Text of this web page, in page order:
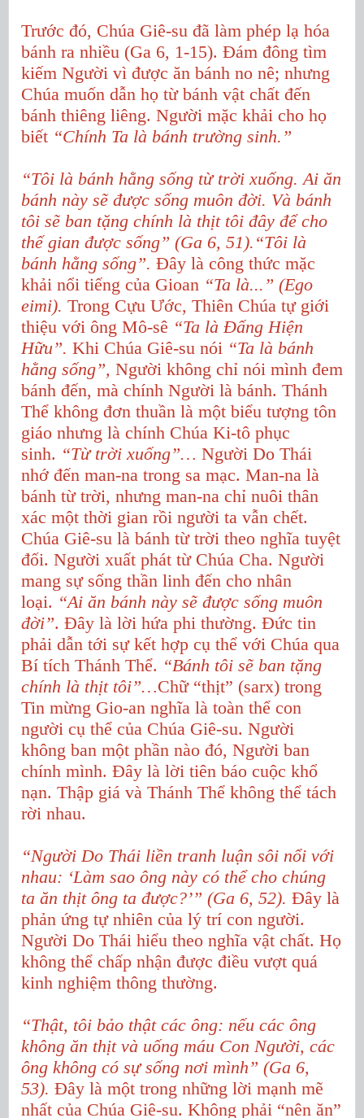
Trước đó, Chúa Giê-su đã làm phép lạ hóa
bánh ra nhiều (Ga 6, 1-15). Đám đông tìm
kiếm Người vì được ăn bánh no nê; nhưng
Chúa muốn dẫn họ từ bánh vật chất đến
bánh thiêng liêng. Người mặc khải cho họ
biết “Chính Ta là bánh trường sinh.”
“Tôi là bánh hằng sống từ trời xuống. Ai ăn
bánh này sẽ được sống muôn đời. Và bánh
tôi sẽ ban tặng chính là thịt tôi đây để cho
thế gian được sống” (Ga 6, 51).“Tôi là
bánh hằng sống”. Đây là công thức mặc
khải nổi tiếng của Gioan “Ta là...” (Ego
eimi). Trong Cựu Ước, Thiên Chúa tự giới
thiệu với ông Mô-sê “Ta là Đấng Hiện
Hữu”. Khi Chúa Giê-su nói “Ta là bánh
hằng sống”, Người không chỉ nói mình đem
bánh đến, mà chính Người là bánh. Thánh
Thể không đơn thuần là một biểu tượng tôn
giáo nhưng là chính Chúa Ki-tô phục
sinh. “Từ trời xuống”… Người Do Thái
nhớ đến man-na trong sa mạc. Man-na là
bánh từ trời, nhưng man-na chỉ nuôi thân
xác một thời gian rồi người ta vẫn chết.
Chúa Giê-su là bánh từ trời theo nghĩa tuyệt
đối. Người xuất phát từ Chúa Cha. Người
mang sự sống thần linh đến cho nhân
loại. “Ai ăn bánh này sẽ được sống muôn
đời”. Đây là lời hứa phi thường. Đức tin
phải dẫn tới sự kết hợp cụ thể với Chúa qua
Bí tích Thánh Thể. “Bánh tôi sẽ ban tặng
chính là thịt tôi”…Chữ “thịt” (sarx) trong
Tin mừng Gio-an nghĩa là toàn thể con
người cụ thể của Chúa Giê-su. Người
không ban một phần nào đó, Người ban
chính mình. Đây là lời tiên báo cuộc khổ
nạn. Thập giá và Thánh Thể không thể tách
rời nhau.
“Người Do Thái liền tranh luận sôi nổi với
nhau: ‘Làm sao ông này có thể cho chúng
ta ăn thịt ông ta được?’” (Ga 6, 52). Đây là
phản ứng tự nhiên của lý trí con người.
Người Do Thái hiểu theo nghĩa vật chất. Họ
không thể chấp nhận được điều vượt quá
kinh nghiệm thông thường.
“Thật, tôi bảo thật các ông: nếu các ông
không ăn thịt và uống máu Con Người, các
ông không có sự sống nơi mình” (Ga 6,
53). Đây là một trong những lời mạnh mẽ
nhất của Chúa Giê-su. Không phải “nên ăn”